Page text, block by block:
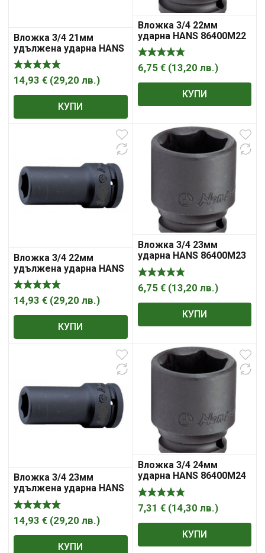
Вложка 3/4 21мм
удължена ударна HANS
86300М21
14,93 € (29,20 лв.)
КУПИ
Вложка 3/4 22мм
ударна HANS 86400M22
6,75 € (13,20 лв.)
КУПИ
Вложка 3/4 22мм
удължена ударна HANS
86300М22
14,93 € (29,20 лв.)
КУПИ
Вложка 3/4 23мм
ударна HANS 86400M23
6,75 € (13,20 лв.)
КУПИ
Вложка 3/4 23мм
удължена ударна HANS
86300М23
14,93 € (29,20 лв.)
КУПИ
Вложка 3/4 24мм
ударна HANS 86400M24
7,31 € (14,30 лв.)
КУПИ